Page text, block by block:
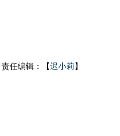
责任编辑：【迟小莉 】